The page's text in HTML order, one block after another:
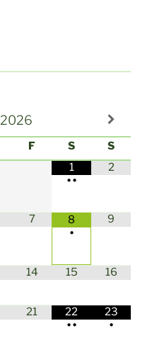
2026
F S
S
1
••
2
7
8
•
9
14 15 16
21
22
••
23
•